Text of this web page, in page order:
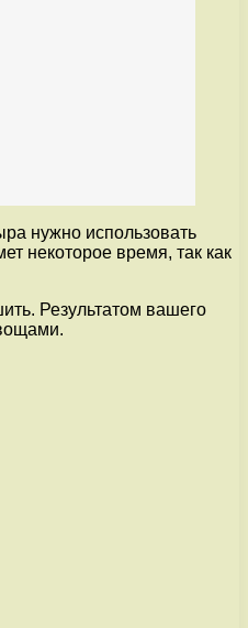
нужно использовать
некоторое время, так как
Результатом вашего